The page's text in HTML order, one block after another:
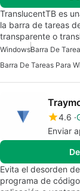
TranslucentTB es
la barra de tareas
transparente o
WindowsBarra De
Barra De Tareas Para
4.6
Enviar
Evita el desorden
programa de